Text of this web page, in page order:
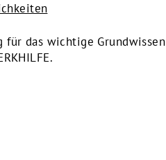
für das wichtige Grundwissen